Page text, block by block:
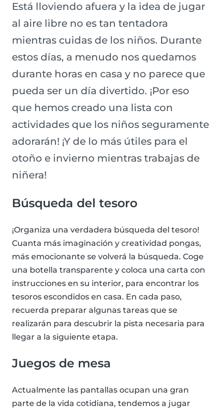
Está lloviendo afuera y la idea de jugar
al aire libre no es tan tentadora
mientras cuidas de los niños. Durante
estos días, a menudo nos quedamos
durante horas en casa y no parece que
pueda ser un día divertido. ¡Por eso
que hemos creado una lista con
actividades que los niños seguramente
adorarán! ¡Y de lo más útiles para el
otoño e invierno mientras trabajas de
niñera!
Búsqueda del tesoro
¡Organiza una verdadera búsqueda del tesoro!
Cuanta más imaginación y creatividad pongas,
más emocionante se volverá la búsqueda. Coge
una botella transparente y coloca una carta con
instrucciones en su interior, para encontrar los
tesoros escondidos en casa. En cada paso,
recuerda preparar algunas tareas que se
realizarán para descubrir la pista necesaria para
llegar a la siguiente etapa.
Juegos de mesa
Actualmente las pantallas ocupan una gran
parte de la vida cotidiana, tendemos a jugar